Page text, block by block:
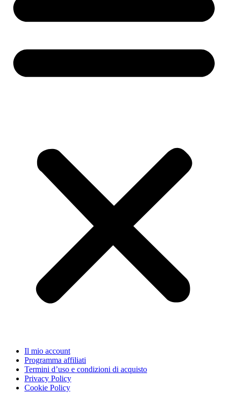
Il mio account
Programma affiliati
Termini d’uso e condizioni di acquisto
Privacy Policy
Cookie Policy